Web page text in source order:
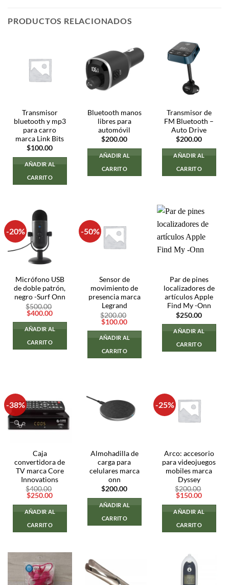
PRODUCTOS RELACIONADOS
Transmisor
bluetooth y mp3
para carro
marca Link Bits
$100.00
AÑADIR AL
CARRITO
Bluetooth manos
libres para
automóvil
$200.00
AÑADIR AL
CARRITO
Transmisor de
FM Bluetooth –
Auto Drive
$200.00
AÑADIR AL
CARRITO
-20%
Micrófono USB
de doble patrón,
negro -Surf Onn
$500.00
El
precio
original
era:
$500.00.
$400.00El
actual
es:
AÑADIR AL
CARRITO
-50%
Sensor de
movimiento de
presencia marca
Legrand
$200.00
El
precio
original
era:
$200.00.
$100.00El
actual
es:
AÑADIR AL
CARRITO
Par de pines
localizadores de
artículos Apple
Find My -Onn
$250.00
AÑADIR AL
CARRITO
-38%
Caja
convertidora de
TV marca Core
Innovations
$400.00
El
original
era:
$400.00.
$250.00El
actual
es:
AÑADIR AL
CARRITO
Almohadilla de
carga para
celulares marca
onn
$200.00
AÑADIR AL
CARRITO
-25%
Arco: accesorio
para videojuegos
mobiles marca
Dyssey
$200.00
El
original
era:
$200.00.
$150.00El
actual
es:
AÑADIR AL
CARRITO